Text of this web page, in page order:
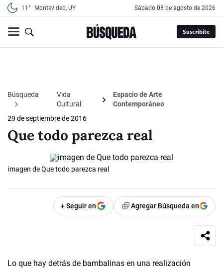
11° Montevideo, UY sábado 08 de agosto de 2026
Suscribite
Búsqueda
Vida
Cultural
Espacio de Arte
Contemporáneo
29 de septiembre de 2016
Que todo parezca real
imagen de Que todo parezca real
+ Seguir en Agregar Búsqueda en
Lo que hay detrás de bambalinas en una realización